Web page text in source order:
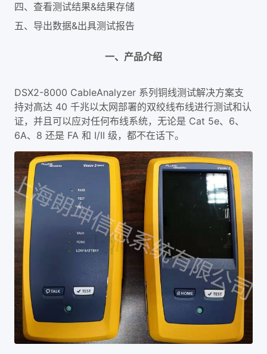
四、查看测试结果&结果存储
五、导出数据&出具测试报告
一、产品介绍
DSX2-8000 CableAnalyzer 系列铜线测试解决方案支
持对高达 40 千兆以太网部署的双绞线布线进行测试和认
证，并且可以应对任何布线系统，无论是 Cat 5e、6、
6A、8 还是 FA 和 I/II 级，都不在话下。